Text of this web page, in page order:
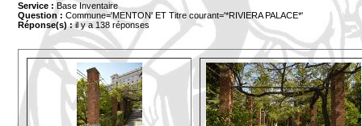
Service : Base Inventaire
Question : Commune='MENTON' ET Titre courant='*RIVIERA PALACE*'
Réponse(s) :il y a 138 réponses